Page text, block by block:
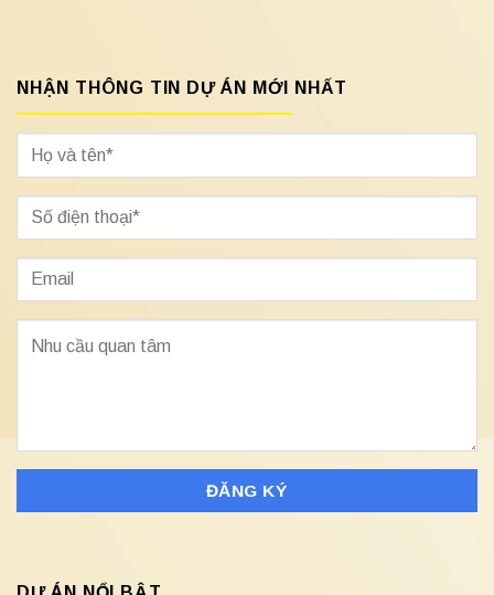
NHẬN THÔNG TIN DỰ ÁN MỚI NHẤT